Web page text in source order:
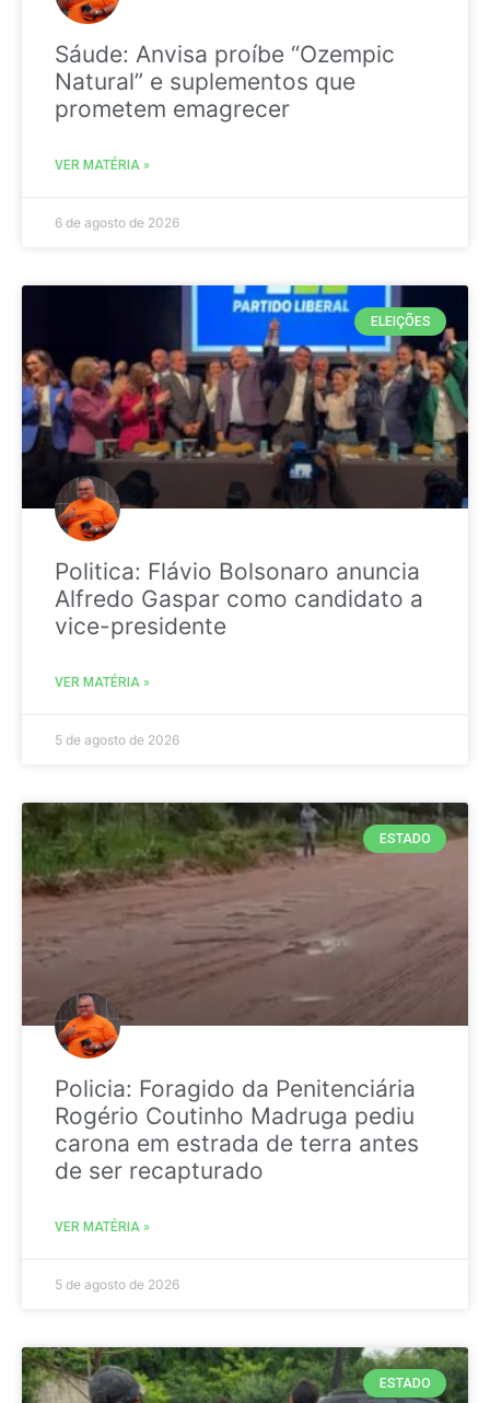
Sáude: Anvisa proíbe “Ozempic
Natural” e suplementos que
prometem emagrecer
VER MATÉRIA »
6 de agosto de 2026
ELEIÇÕES
Politica: Flávio Bolsonaro anuncia
Alfredo Gaspar como candidato a
vice-presidente
VER MATÉRIA »
5 de agosto de 2026
ESTADO
Policia: Foragido da Penitenciária
Rogério Coutinho Madruga pediu
carona em estrada de terra antes
de ser recapturado
VER MATÉRIA »
5 de agosto de 2026
ESTADO